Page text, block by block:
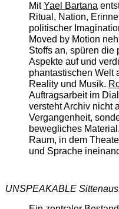
MitYael Bartana
Ritual, Nation,
politischer
Moved by Motion
Stoffs an, spüren
Aspekte auf und
phantastischen Welt
Reality und Musik.
Auftragsarbeit im
versteht Archiv nicht
Vergangenheit,
bewegliches Material.
Raum, in dem
und Sprache
UNSPEAKABLE